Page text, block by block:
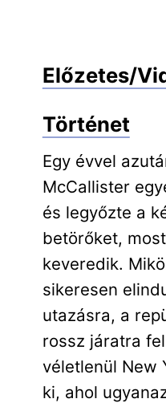
Előzetes/
Történet
Egy évvel
McCallister
és legyőzte a
betörőket,
keveredik.
sikeresen
utazásra, a
rossz járatra
véletlenül New
ki, ahol